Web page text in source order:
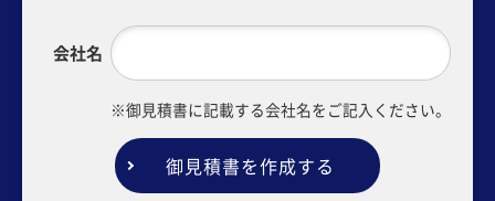
会社名
※御見積書に記載する会社名をご記入ください。
御見積書を作成する